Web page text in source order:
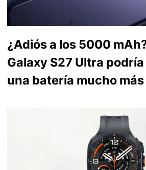
¿Adiós a los 5000
Galaxy S27 Ultra
una batería mucho